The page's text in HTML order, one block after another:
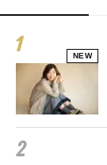
NEW